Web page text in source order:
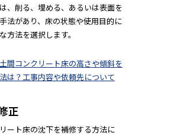
、削る、埋める、あるいは表面を
法があり、床の状態や使用目的に
方法を選択します。
土間コンクリート床の高さや傾斜を
は？工事内容や依頼先について
正
ート床の沈下を補修する方法に